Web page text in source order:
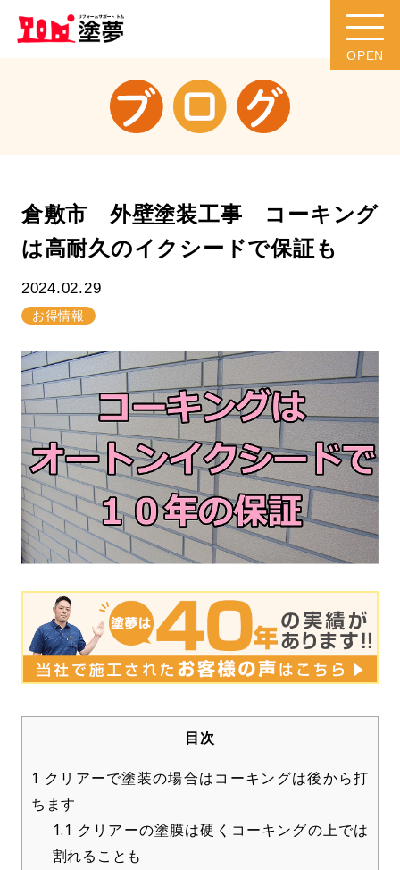
倉敷市 外壁塗装工事 コーキング
は高耐久のイクシードで保証も
2024.02.29
お得情報
目次
1 クリアーで塗装の場合はコーキングは後から打
ちます
1.1 クリアーの塗膜は硬くコーキングの上では
割れることも